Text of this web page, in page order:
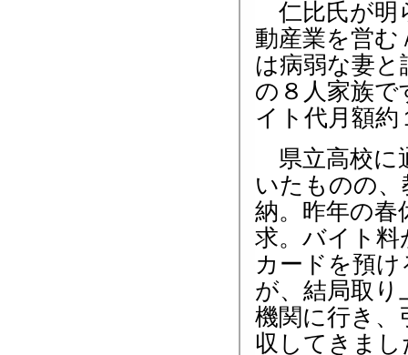
仁比氏が明
動産業を営む
は病弱な妻と
の８人家族で
イト代月額
県立高校に
いたものの
納。昨年の春
求。バイト
カードを預
が、結局取り
機関に行き、
収してきまし